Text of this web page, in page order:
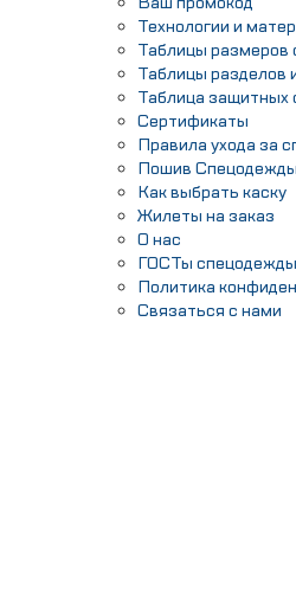
Технологии и
Таблицы размеров
Таблицы разделов
Таблица защитных
Сертификаты
Правила ухода за
Пошив Спецодежды
Как выбрать каску
Жилеты на заказ
О нас
ГОСТы спецодежды
Политика
Связаться с нами